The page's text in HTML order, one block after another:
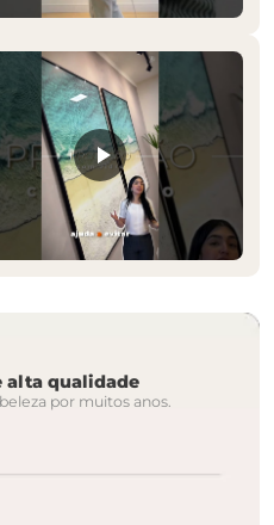
alta qualidade
por muitos anos.